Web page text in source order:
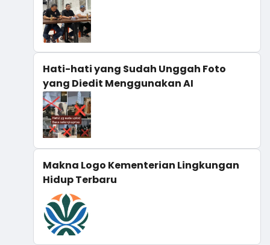
Hati-hati yang Sudah Unggah Foto
yang Diedit Menggunakan AI
Makna Logo Kementerian Lingkungan
Hidup Terbaru